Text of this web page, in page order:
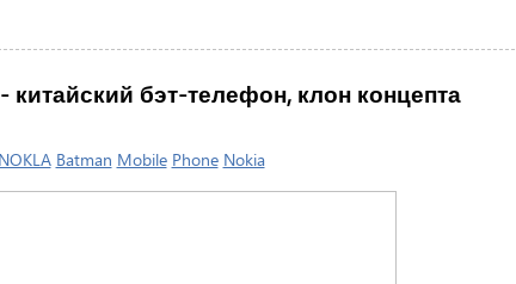
- китайский бэт-телефон, клон концепта
NOKLA Batman Mobile Phone Nokia